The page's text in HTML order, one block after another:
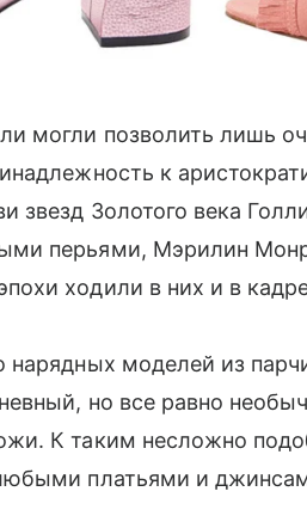
могли позволить лишь
к
звезд Золотого века
перьями, Мэрилин
ходили в них и в
нарядных моделей из
но все равно
К таким несложно
платьями и